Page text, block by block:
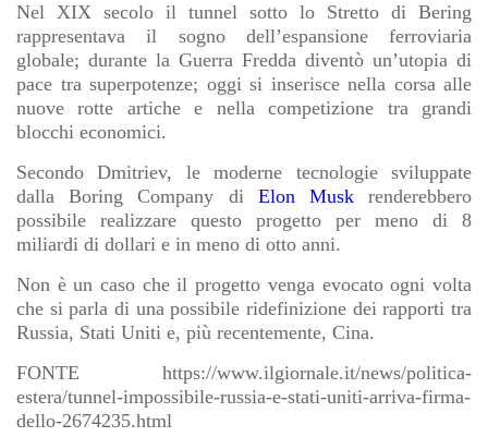
Nel XIX secolo il tunnel sotto lo Stretto di Bering
rappresentava il sogno dell’espansione ferroviaria
globale; durante la Guerra Fredda diventò un’utopia di
pace tra superpotenze; oggi si inserisce nella corsa alle
nuove rotte artiche e nella competizione tra grandi
blocchi economici.
Secondo Dmitriev, le moderne tecnologie sviluppate
dalla Boring Company di Elon Muskrenderebbero
possibile realizzare questo progetto per meno di 8
miliardi di dollari e in meno di otto anni.
Non è un caso che il progetto venga evocato ogni volta
che si parla di una possibile ridefinizione dei rapporti tra
Russia, Stati Uniti e, più recentemente, Cina.
FONTE https://www.ilgiornale.it/news/politica-
estera/tunnel-impossibile-russia-e-stati-uniti-arriva-firma-
dello-2674235.html